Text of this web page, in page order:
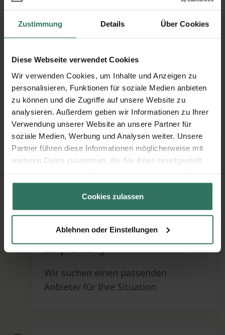
Zustimmung Details Über Cookies
Diese Webseite verwendet Cookies
Wir verwenden Cookies, um Inhalte und Anzeigen zu
personalisieren, Funktionen für soziale Medien anbieten
zu können und die Zugriffe auf unsere Website zu
analysieren. Außerdem geben wir Informationen zu Ihrer
Verwendung unserer Website an unsere Partner für
soziale Medien, Werbung und Analysen weiter. Unsere
Partner führen diese Informationen möglicherweise mit
weiteren Daten zusammen, die Sie ihnen bereitgestellt
gesammelt haben.
Cookies zulassen
Ablehnen oder Einstellungen
Wie läuft eine Haushaltsauflösung
oder Entrümpelung ab?
Von der Buchung bis zur Durchführung
1 Anfrage
und Wünsche mit
2 Empfehlung
Wir suchen einen passenden
Anbieter für Ihre Situation